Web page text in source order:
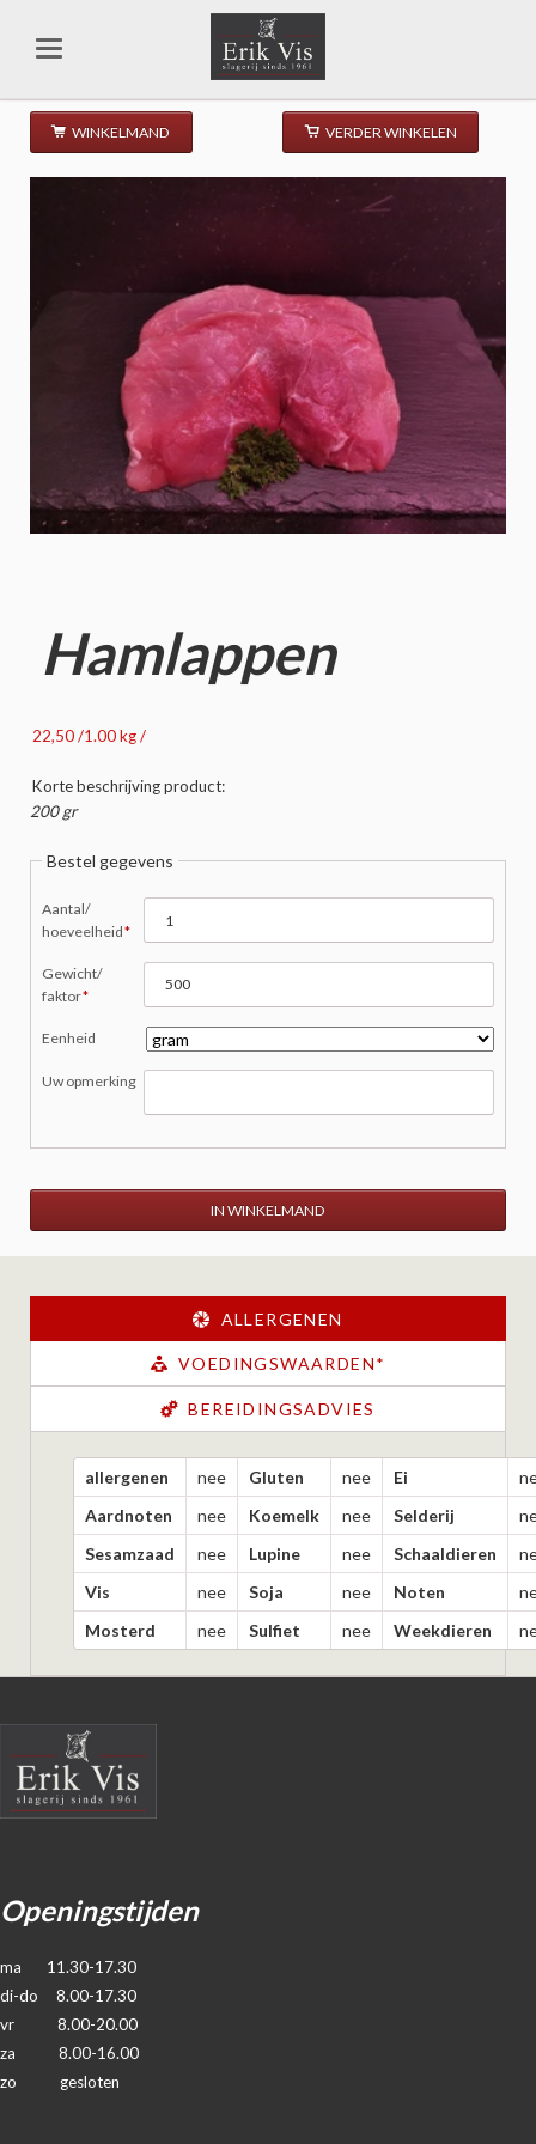
WINKELMAND VERDER WINKELEN
Hamlappen
22,50 /1.00 kg /
Korte beschrijving product:
200 gr
Bestel gegevens
Verplicht
veld
Aantal/
hoeveelheid*
Verplicht
veld
Gewicht/
faktor*
Eenheid
Uw opmerking
IN WINKELMAND
ALLERGENEN
VOEDINGSWAARDEN*
BEREIDINGSADVIES
allergenen nee Gluten nee Ei
Aardnoten
nee Koemelk nee Selderij
Sesamzaad
nee Lupine nee Schaaldieren
Vis
nee Soja nee Noten
Mosterd
nee Sulfiet nee Weekdieren
Openingstijden
ma 11.30-17.30
di-do 8.00-17.30
vr 8.00-20.00
za 8.00-16.00
zo gesloten